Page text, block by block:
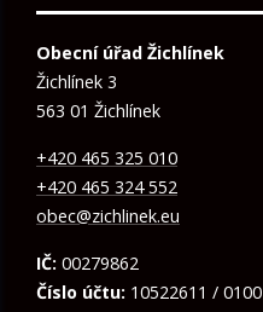
Obecní úřad Žichlínek
Žichlínek 3
563 01 Žichlínek
+420 465 325 010
+420 465 324 552
obec@zichlinek.eu
IČ: 00279862
Číslo účtu: 10522611 / 0100